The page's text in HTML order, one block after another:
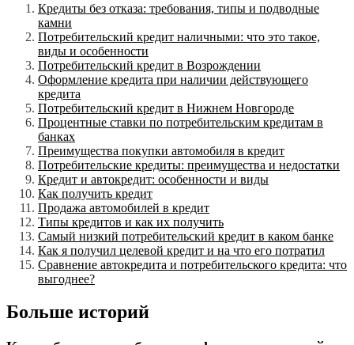
Кредиты без отказа: требования, типы и подводные
камни
Потребительский кредит наличными: что это такое,
виды и особенности
Потребительский кредит в Возрождении
Оформление кредита при наличии действующего
кредита
Потребительский кредит в Нижнем Новгороде
Процентные ставки по потребительским кредитам в
банках
Преимущества покупки автомобиля в кредит
Потребительские кредиты: преимущества и недостатки
Кредит и автокредит: особенности и виды
Как получить кредит
Продажа автомобилей в кредит
Типы кредитов и как их получить
Самый низкий потребительский кредит в каком банке
Как я получил целевой кредит и на что его потратил
Сравнение автокредита и потребительского кредита: что
выгоднее?
Больше историй